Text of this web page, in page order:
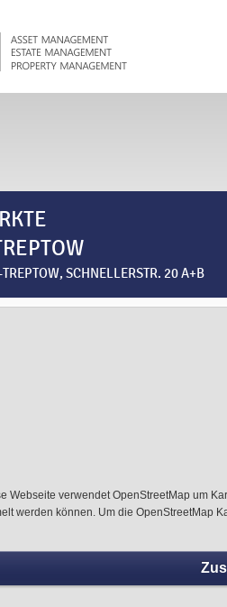
SCHNELLERSTR. 20 A+B
Webseite verwendet OpenStreetMap um
werden können. Um die OpenStreetMap